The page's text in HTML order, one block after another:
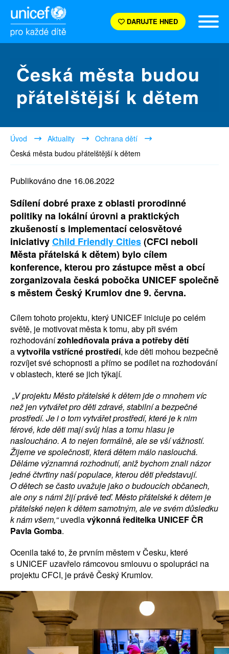
DARUJTE HNED
Česká města budou
přátelštější k dětem
Úvod Aktuality
Ochrana dětí
Česká města budou přátelštější k dětem
Publikováno dne 16.06.2022
Sdílení dobré praxe z oblasti prorodinné
politiky na lokální úrovni a praktických
zkušeností s implementací celosvětové
iniciativyChild Friendly Cities(CFCI neboli
Města přátelská k dětem) bylo cílem
konference, kterou pro zástupce měst a obcí
zorganizovala česká pobočka UNICEF společně
s městem Český Krumlov dne 9. června.
Cílem tohoto projektu, který UNICEF iniciuje po celém
světě, je motivovat města k tomu, aby při svém
rozhodovánízohledňovala práva a potřeby dětí
avytvořila vstřícné prostředí, kde děti mohou bezpečně
rozvíjet své schopnosti a přímo se podílet na rozhodování
v oblastech, které se jich týkají.
„V projektu Město přátelské k dětem jde o mnohem víc
než jen vytvářet pro děti zdravé, stabilní a bezpečné
prostředí. Je i o tom vytvářet prostředí, které je k nim
férové, kde děti mají svůj hlas a tomu hlasu je
nasloucháno. A to nejen formálně, ale se vší vážností.
Žijeme ve společnosti, která dětem málo naslouchá.
Děláme významná rozhodnutí, aniž bychom znali názor
jedné čtvrtiny naší populace, kterou děti představují.
O dětech se často uvažuje jako o budoucích občanech,
ale ony s námi žijí právě teď. Město přátelské k dětem je
přátelské nejen k dětem samotným, ale ve svém důsledku
k nám všem,“ uvedlavýkonná ředitelka UNICEF ČR
Pavla Gomba.
Ocenila také to, že prvním městem v Česku, které
s UNICEF uzavřelo rámcovou smlouvu o spolupráci na
projektu CFCI, je právě Český Krumlov.